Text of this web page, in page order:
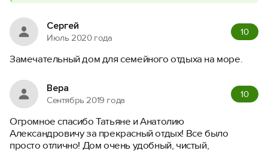
Сергей
Июль 2020 года
10
Замечательный дом для семейного отдыха на море.
Вера
Сентябрь 2019 года
10
Огромное спасибо Татьяне и Анатолию
Александровичу за прекрасный отдых! Все было
просто отлично! Дом очень удобный, чистый,
Войти илиЗарегистрироваться